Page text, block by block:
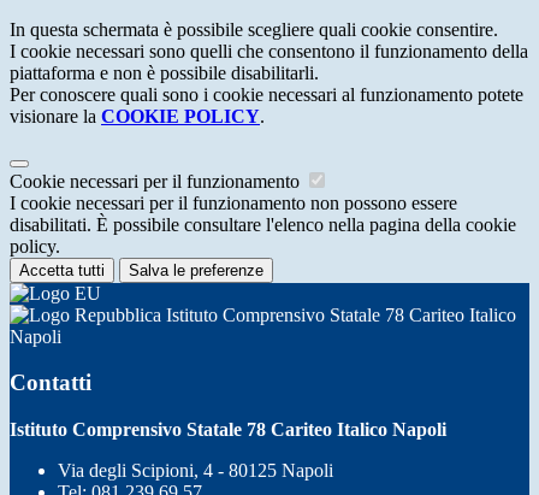
In questa schermata è possibile scegliere quali cookie consentire.
I cookie necessari sono quelli che consentono il funzionamento della
piattaforma e non è possibile disabilitarli.
Per conoscere quali sono i cookie necessari al funzionamento potete
visionare la COOKIE POLICY.
Cookie necessari per il funzionamento
I cookie necessari per il funzionamento non possono essere
disabilitati. È possibile consultare l'elenco nella pagina della cookie
policy.
Accetta tutti Salva le preferenze
Istituto Comprensivo Statale 78 Cariteo Italico
Napoli
Contatti
Istituto Comprensivo Statale 78 Cariteo Italico Napoli
Via degli Scipioni, 4 - 80125 Napoli